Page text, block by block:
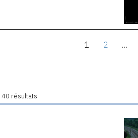
1 2 …
40 résultats